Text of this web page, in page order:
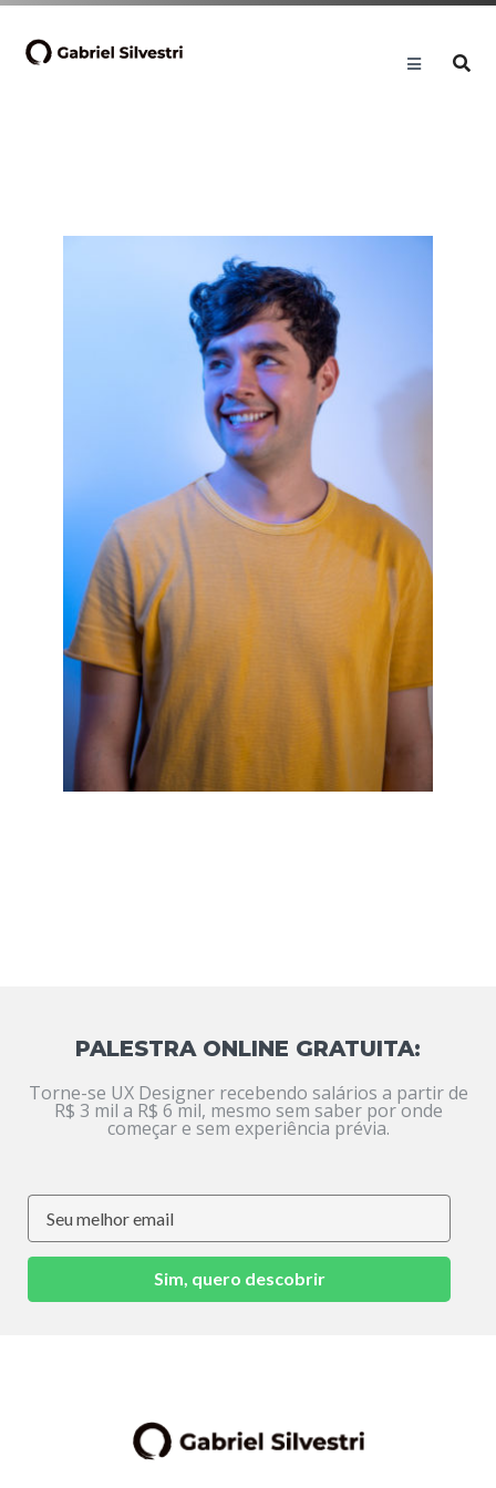
PALESTRA ONLINE GRATUITA:
Torne-se UX Designer recebendo salários a partir de
R$ 3 mil a R$ 6 mil, mesmo sem saber por onde
começar e sem experiência prévia.
Sim, quero descobrir